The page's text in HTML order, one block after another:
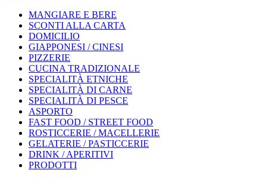
MANGIARE E BERE
SCONTI ALLA CARTA
DOMICILIO
GIAPPONESI / CINESI
PIZZERIE
CUCINA TRADIZIONALE
SPECIALITÀ ETNICHE
SPECIALITÀ DI CARNE
SPECIALITÀ DI PESCE
ASPORTO
FAST FOOD / STREET FOOD
ROSTICCERIE / MACELLERIE
GELATERIE / PASTICCERIE
DRINK / APERITIVI
PRODOTTI